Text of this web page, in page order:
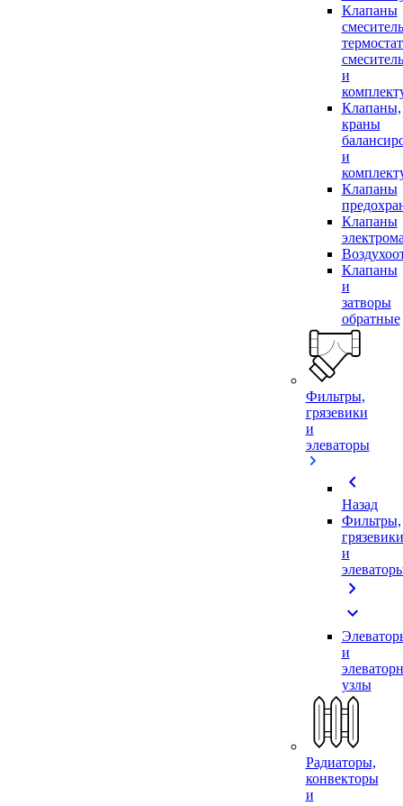
Клапаны
и
Клапаны,
краны
и
Клапаны
Клапаны
Клапаны
и
затворы
обратные
Фильтры,
грязевики
и
элеваторы
chevron_left
Назад
Фильтры,
грязевики
и
chevron_right
expand_more
и
узлы
Радиаторы,
конвекторы
и